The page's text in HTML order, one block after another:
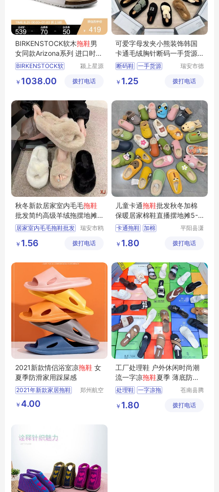
BIRKENSTOCK软木拖鞋男
女同款Arizona系列 进口时尚
居家外穿凉鞋
BIRKENSTOCK软
颍上星源
有限公司
￥ 1038.00 拨打电话
可爱字母发夹小熊装饰韩国
卡通毛绒胸针断码一手货源
内销外贸拖鞋
断码鞋 一手货源
瑞安市德
￥ 1.25 拨打电话
秋冬新款居家室内毛毛拖鞋
批发简约高级羊绒拖摆地摊
直播一手货源
居家室内毛毛拖鞋批发
简约高级羊绒拖批发
瑞安市鸥
￥ 1.56 拨打电话
儿童卡通拖鞋批发秋冬加棉
保暖居家棉鞋直播摆地摊5-2
0元断码童鞋
卡通拖鞋 加棉
平阳县潇
务商行
￥ 1.80 拨打电话
2021新款情侣浴室凉拖鞋 女
夏季防滑家用踩屎感
2021年新款家居拖鞋
情侣浴室拖鞋
郑州航空
￥ 4.00
工厂处理鞋 户外休闲时尚潮
流一字凉拖鞋夏季 薄底防滑
女拖鞋 批发
处理鞋 一字凉拖
防滑女拖鞋
苍南县腾
务商行
￥ 1.80 拨打电话